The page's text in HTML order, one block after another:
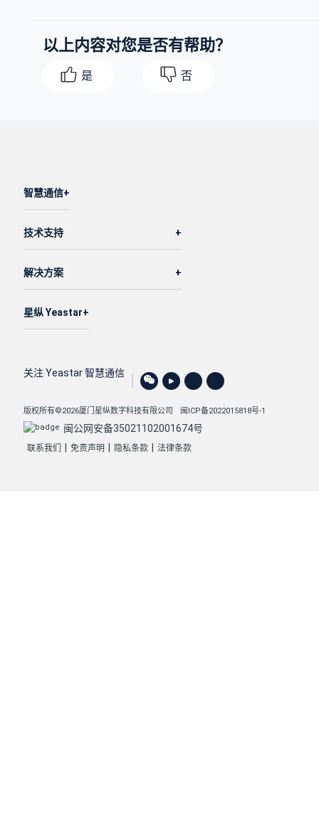
以上内容对您是否有帮助？
是 否
智慧通信
技术支持
解决方案
星纵 Yeastar
关注 Yeastar 智慧通信
版权所有©2026厦门星纵数字科技有限公司 闽ICP备2022015818号-1
闽公网安备35021102001674号
联系我们 免责声明 隐私条款 法律条款